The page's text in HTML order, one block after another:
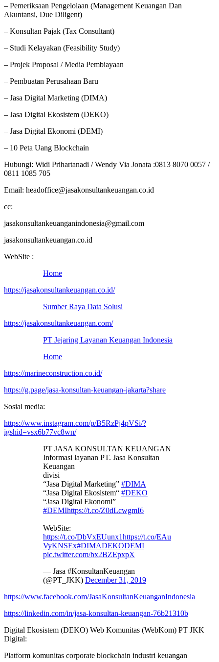
– Pemeriksaan Pengelolaan (Management Keuangan Dan
Akuntansi, Due Diligent)
– Konsultan Pajak (Tax Consultant)
– Studi Kelayakan (Feasibility Study)
– Projek Proposal / Media Pembiayaan
– Pembuatan Perusahaan Baru
– Jasa Digital Marketing (DIMA)
– Jasa Digital Ekosistem (DEKO)
– Jasa Digital Ekonomi (DEMI)
– 10 Peta Uang Blockchain
Hubungi: Widi Prihartanadi / Wendy Via Jonata :0813 8070 0057 /
0811 1085 705
Email: headoffice@jasakonsultankeuangan.co.id
cc:
jasakonsultankeuanganindonesia@gmail.com
jasakonsultankeuangan.co.id
WebSite :
Home
https://jasakonsultankeuangan.co.id/
Sumber Raya Data Solusi
https://jasakonsultankeuangan.com/
PT Jejaring Layanan Keuangan Indonesia
Home
https://marineconstruction.co.id/
https://g.page/jasa-konsultan-keuangan-jakarta?share
Sosial media:
https://www.instagram.com/p/B5RzPj4pVSi/?
igshid=vsx6b77vc8wn/
PT JASA KONSULTAN KEUANGAN
Informasi layanan PT. Jasa Konsultan
Keuangan
divisi
“Jasa Digital Marketing” #DIMA
“Jasa Digital Ekosistem“ #DEKO
“Jasa Digital Ekonomi”
#DEMIhttps://t.co/Z0dLcwgmI6
WebSite:
https://t.co/DbVxEUunx1https://t.co/EAu
VyKNSEx#DIMADEKODEMI
pic.twitter.com/bx2BZEpxpX
— Jasa #KonsultanKeuangan
(@PT_JKK) December 31, 2019
https://www.facebook.com/JasaKonsultanKeuanganIndonesia
https://linkedin.com/in/jasa-konsultan-keuangan-76b21310b
Digital Ekosistem (DEKO) Web Komunitas (WebKom) PT JKK
Digital:
Platform komunitas corporate blockchain industri keuangan